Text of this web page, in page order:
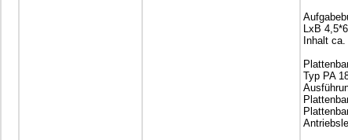
LxB
Inhalt ca.
Typ PA